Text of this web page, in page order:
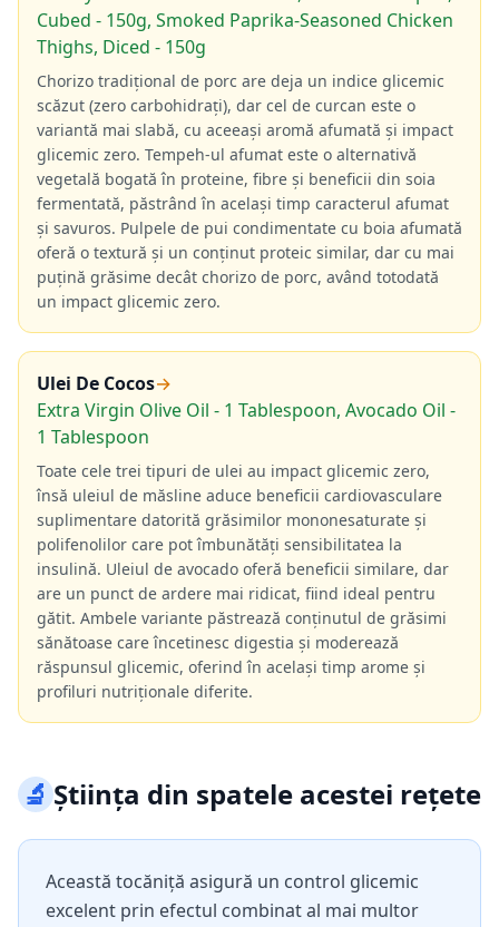
Cubed - 150g, Smoked Paprika-Seasoned Chicken
Thighs, Diced - 150g
Chorizo tradițional de porc are deja un indice glicemic
scăzut (zero carbohidrați), dar cel de curcan este o
variantă mai slabă, cu aceeași aromă afumată și impact
glicemic zero. Tempeh-ul afumat este o alternativă
vegetală bogată în proteine, fibre și beneficii din soia
fermentată, păstrând în același timp caracterul afumat
și savuros. Pulpele de pui condimentate cu boia afumată
oferă o textură și un conținut proteic similar, dar cu mai
puțină grăsime decât chorizo de porc, având totodată
un impact glicemic zero.
Ulei De Cocos→
Extra Virgin Olive Oil - 1 Tablespoon, Avocado Oil -
1 Tablespoon
Toate cele trei tipuri de ulei au impact glicemic zero,
însă uleiul de măsline aduce beneficii cardiovasculare
suplimentare datorită grăsimilor mononesaturate și
polifenolilor care pot îmbunătăți sensibilitatea la
insulină. Uleiul de avocado oferă beneficii similare, dar
are un punct de ardere mai ridicat, fiind ideal pentru
gătit. Ambele variante păstrează conținutul de grăsimi
sănătoase care încetinesc digestia și moderează
răspunsul glicemic, oferind în același timp arome și
profiluri nutriționale diferite.
🔬Știința din spatele acestei rețete
Această tocăniță asigură un control glicemic
excelent prin efectul combinat al mai multor